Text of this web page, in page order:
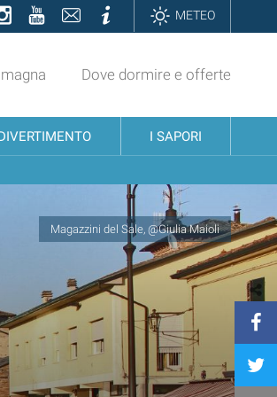
InstagramYouTubeContattiInformazioniMETEO
Dove dormire e offerte
I SAPORI
Magazzini del Sale, @Giulia Maioli